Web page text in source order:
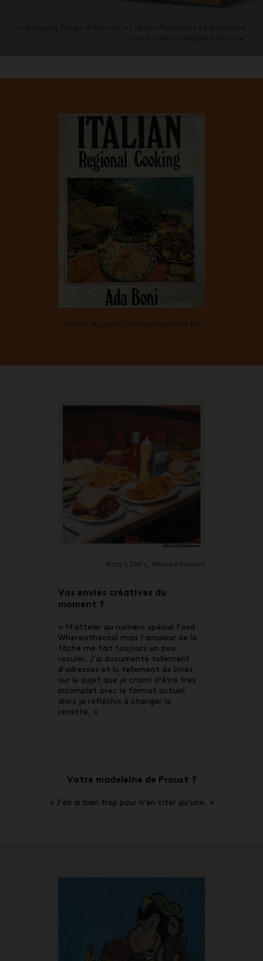
« Italian Regional Cooking » par Ada Boni
Katz’s Deli’s, Whereisthecool
Vos envies créatives du
moment ?
« M’atteler au numéro spécial Food
Whereisthecool mais l’ampleur de la
tâche me fait toujours un peu
reculer. J’ai documenté tellement
d’adresses et lu tellement de livres
sur le sujet que je crains d’être très
incomplet avec le format actuel,
alors je réfléchis à changer la
recette. »
Votre madeleine de Proust ?
« J’en ai bien trop pour n’en citer qu’une. »